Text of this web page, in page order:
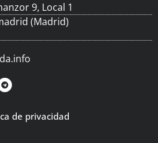
9, Local 1
(Madrid)
de privacidad